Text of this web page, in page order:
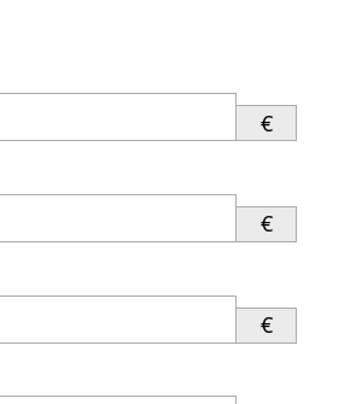
€
€
€